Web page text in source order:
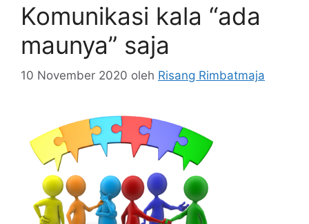
Komunikasi kala “ada
maunya” saja
10 November 2020 oleh Risang Rimbatmaja